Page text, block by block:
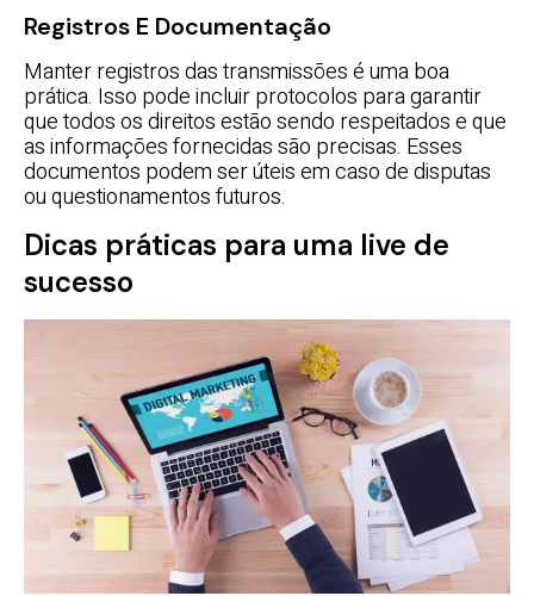
Registros E Documentação
Manter registros das transmissões é uma boa
prática. Isso pode incluir protocolos para garantir
que todos os direitos estão sendo respeitados e que
as informações fornecidas são precisas. Esses
documentos podem ser úteis em caso de disputas
ou questionamentos futuros.
Dicas práticas para uma live de
sucesso